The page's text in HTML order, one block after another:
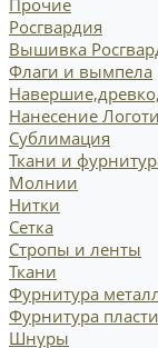
Росгвардия
Вышивка
Флаги и вымпела
Нанесение
Сублимация
Ткани и
Молнии
Нитки
Сетка
Стропы и ленты
Ткани
Фурнитура
Фурнитура
Шнуры